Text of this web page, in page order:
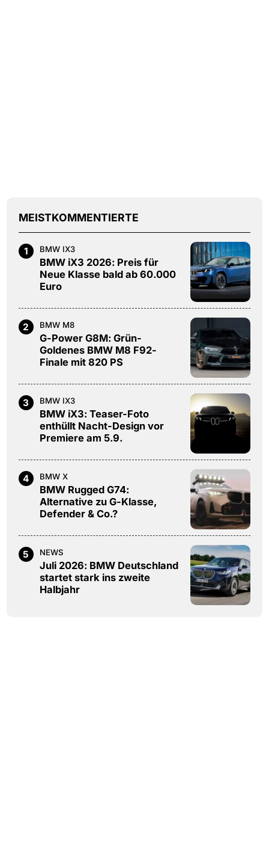
MEISTKOMMENTIERTE
1 BMW IX3
BMW iX3 2026: Preis für
Neue Klasse bald ab 60.000
Euro
2 BMW M8
G-Power G8M: Grün-
Goldenes BMW M8 F92-
Finale mit 820 PS
3 BMW IX3
BMW iX3: Teaser-Foto
enthüllt Nacht-Design vor
Premiere am 5.9.
4 BMW X
BMW Rugged G74:
Alternative zu G-Klasse,
Defender & Co.?
5 NEWS
Juli 2026: BMW Deutschland
startet stark ins zweite
Halbjahr